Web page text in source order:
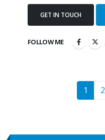
GET IN TOUCH
FOLLOW ME
1 2